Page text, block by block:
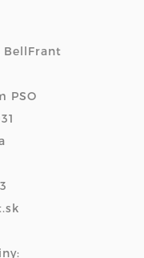
BellFrant
PSO